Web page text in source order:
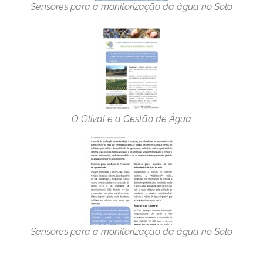
Sensores para a monitorização da água no Solo
O Olival e a Gestão de Água
Sensores para a monitorização da água no Solo